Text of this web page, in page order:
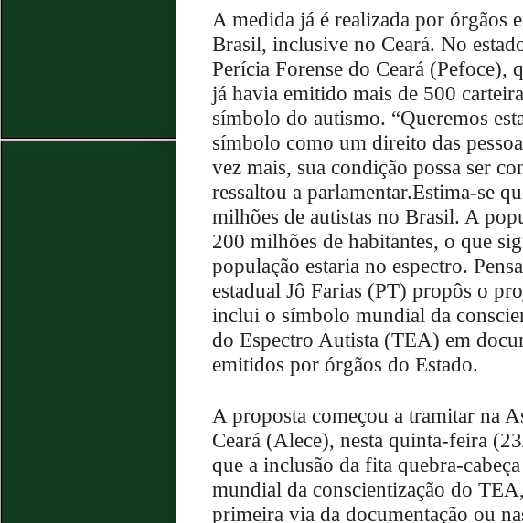
A medida já é realizada por órgãos
Brasil, inclusive no Ceará. No
Perícia Forense do Ceará (Pefoce),
já havia emitido mais de 500
símbolo do autismo. “Queremos
símbolo como um direito das
vez mais, sua condição possa ser
ressaltou a parlamentar.Estima-se
milhões de autistas no Brasil. A
200 milhões de habitantes, o que
população estaria no espectro.
estadual Jô Farias (PT) propôs o
inclui o símbolo mundial da
do Espectro Autista (TEA) em
emitidos por órgãos do Estado.
A proposta começou a tramitar na
Ceará (Alece), nesta quinta-feira
que a inclusão da fita quebra-
mundial da conscientização do
primeira via da documentação ou